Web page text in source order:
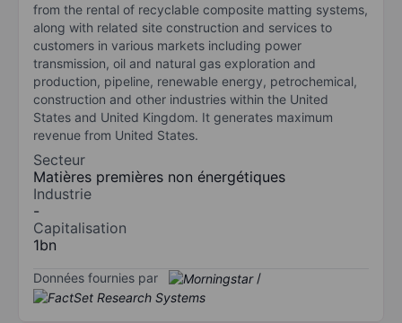
from the rental of recyclable composite matting systems,
along with related site construction and services to
customers in various markets including power
transmission, oil and natural gas exploration and
production, pipeline, renewable energy, petrochemical,
construction and other industries within the United
States and United Kingdom. It generates maximum
revenue from United States.
Secteur
Matières premières non énergétiques
Industrie
-
Capitalisation
1bn
Données fournies par /